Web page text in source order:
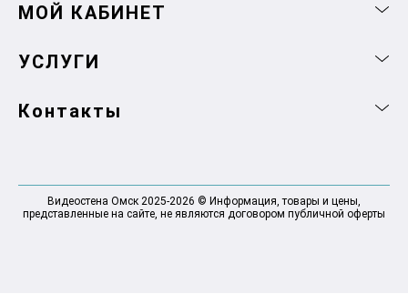
МОЙ КАБИНЕТ
УСЛУГИ
Контакты
Видеостена Омск 2025-2026 © Информация, товары и цены,
представленные на сайте, не являются договором публичной оферты